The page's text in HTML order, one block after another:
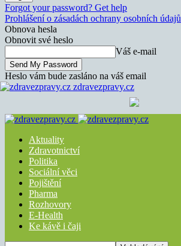
Forgot your password? Get help
Prohlášení o zásadách ochrany osobních údajů
Obnova hesla
Obnovit své heslo
Váš e-mail
Heslo vám bude zasláno na váš email
zdravezpravy.cz
Aktuality
Zdravotnictví
Politika
Sociální věci
Pojištění
Pharma
Rozhovory
E-Health
Ke kávě i čaji